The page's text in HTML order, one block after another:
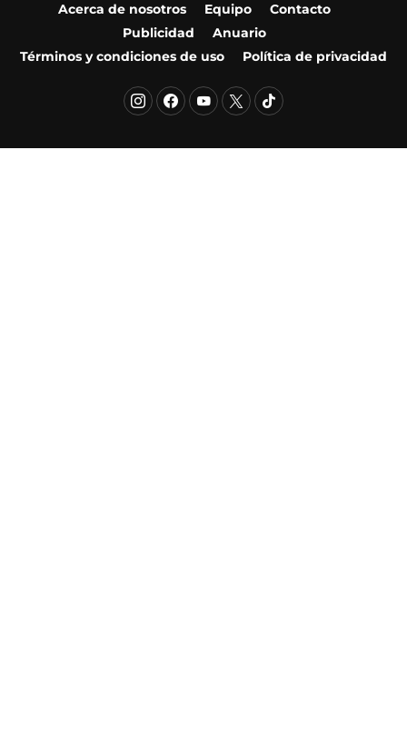
Acerca de nosotros Equipo
Contacto
Publicidad
Anuario
Términos y condiciones de uso
Política de privacidad